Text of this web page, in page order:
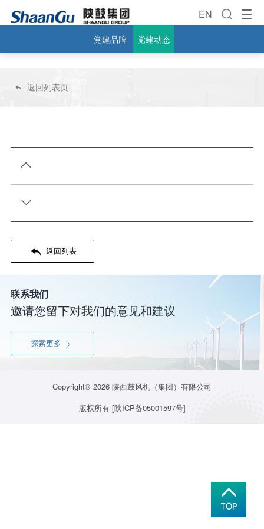
EN
党建品牌 党建动态
 返回列表页


 返回列表
联系我们
邀请您留下对我们的意见和建议
探索更多 
Copyright© 2026 陕西鼓风机（集团）有限公司
版权所有 [陕ICP备05001597号]